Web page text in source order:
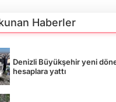
Haberler
Denizli Büyükşehir yeni
hesaplara yattı